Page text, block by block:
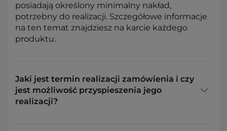
posiadają określony minimalny nakład,
potrzebny do realizacji. Szczegółowe informacje
na ten temat znajdziesz na karcie każdego
produktu.
Jaki jest termin realizacji zamówienia i czy
jest możliwość przyspieszenia jego
realizacji?